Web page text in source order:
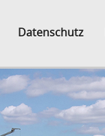
Datenschutz